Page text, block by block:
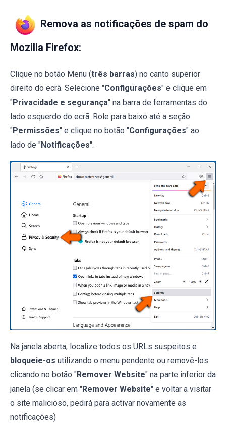
Remova as notificações de spam do
Mozilla Firefox:
Clique no botão Menu (três barras) no canto superior
direito do ecrã. Selecione "Configurações" e clique em
"Privacidade e segurança" na barra de ferramentas do
lado esquerdo do ecrã. Role para baixo até a seção
"Permissões" e clique no botão "Configurações" ao
lado de "Notificações".
Na janela aberta, localize todos os URLs suspeitos e
bloqueie-os utilizando o menu pendente ou removê-los
clicando no botão "Remover Website" na parte inferior da
janela (se clicar em "Remover Website" e voltar a visitar
o site malicioso, pedirá para activar novamente as
notificações)